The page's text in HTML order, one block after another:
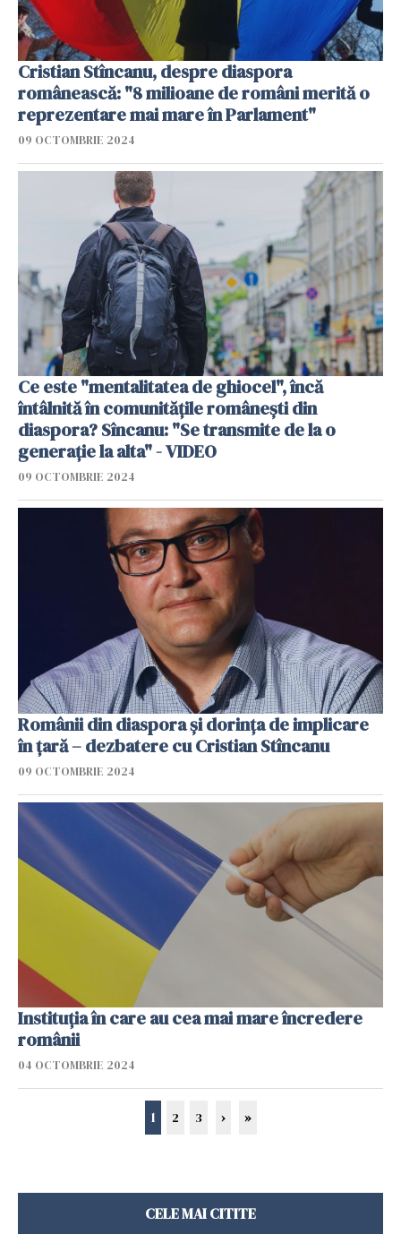
Cristian Stîncanu, despre diaspora
românească: "8 milioane de români merită o
reprezentare mai mare în Parlament"
09 OCTOMBRIE 2024
Ce este "mentalitatea de ghiocel", încă
întâlnită în comunitățile românești din
diaspora? Sîncanu: "Se transmite de la o
generație la alta" - VIDEO
09 OCTOMBRIE 2024
Românii din diaspora și dorința de implicare
în țară – dezbatere cu Cristian Stîncanu
09 OCTOMBRIE 2024
Instituția în care au cea mai mare încredere
românii
04 OCTOMBRIE 2024
1 2 3 › »
CELE MAI CITITE